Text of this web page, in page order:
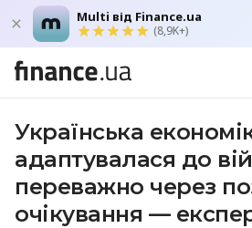
Multi від Finance.ua
(8,9K+)
Українська
адаптувалася до
переважно через
очікування —